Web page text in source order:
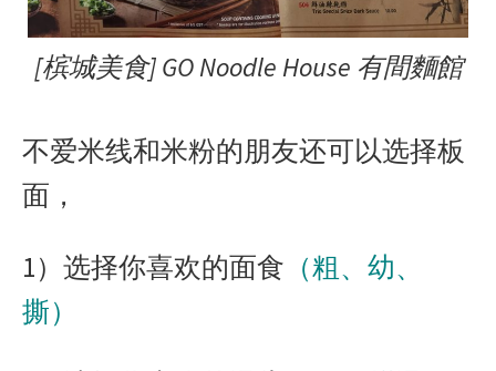
[槟城美食] GO Noodle House 有間麵館
不爱米线和米粉的朋友还可以选择板
面，
1）选择你喜欢的面食 （粗、幼、
撕）